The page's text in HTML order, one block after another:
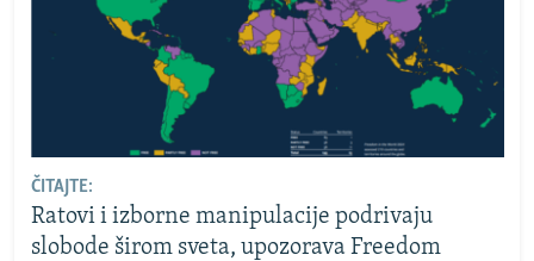
ČITAJTE:
Ratovi i izborne manipulacije podrivaju
slobode širom sveta, upozorava Freedom